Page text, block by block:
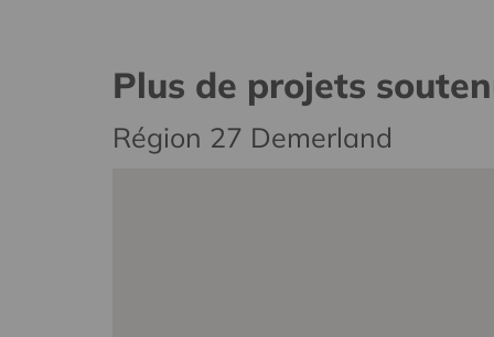
Plus de projets
Région 27 Demerland